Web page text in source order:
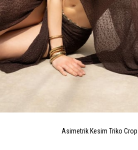
Asimetrik Kesim Triko